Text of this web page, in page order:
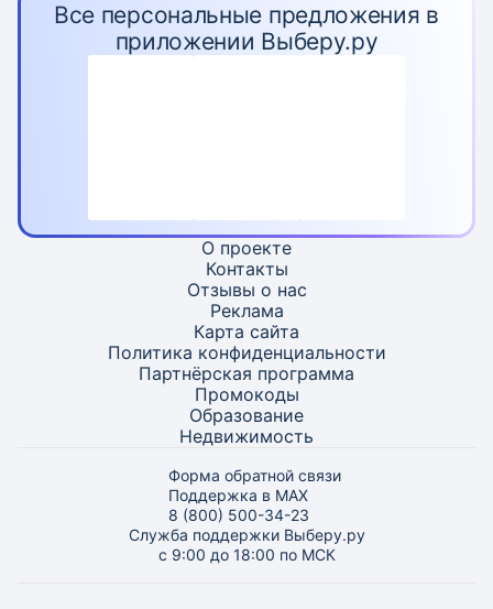
Все персональные предложения в
приложении Выберу.ру
О проекте
Контакты
Отзывы о нас
Реклама
Карта сайта
Политика конфиденциальности
Партнёрская программа
Промокоды
Образование
Недвижимость
Форма обратной связи
Поддержка в MAX
8 (800) 500-34-23
Служба поддержки Выберу.ру
с 9:00 до 18:00 по МСК